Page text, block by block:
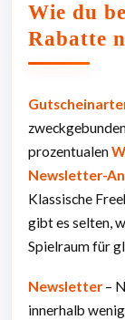
Wie du
Rabatte
prozentualen
Newsletter-
Klassische
gibt es selten,
Spielraum für
Newsletter –
innerhalb